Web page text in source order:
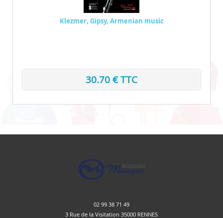
Klezmer, Gipsy, Armenian music
30.70 € TTC
02 99 38 71 49
3 Rue de la Visitation 35000 RENNES